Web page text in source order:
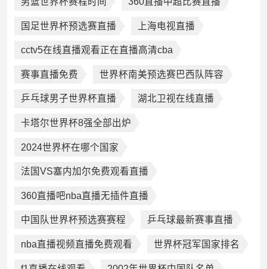
国足世界杯预选赛直播 上海电视直播
cctv5在线直播观看正在直播高清cba
赛事直播免费 世界杯南美预选赛巴西队阵容
乒乓球男子世界杯直播 湖北卫视在线直播
卡塔尔世界杯8强全部出炉
2024世界杯在哪个国家
法国VS塞内加尔免费观看直播
360直播吧nba直播无插件直播
中国队世界杯预选赛赛程 乒乓球最新赛事直播
nba直播视频直播免费观看 世界杯冠军国家排名